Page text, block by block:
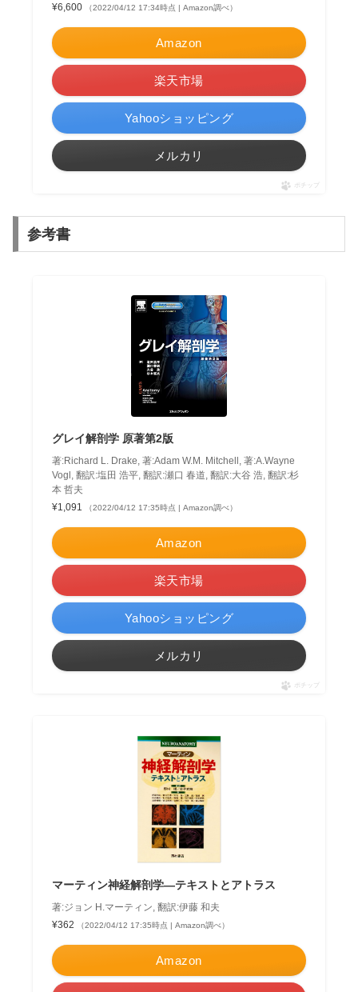
¥6,600
（2022/04/12 17:34時点 | Amazon調べ）
Amazon
楽天市場
Yahooショッピング
メルカリ
ポチップ
参考書
グレイ解剖学 原著第2版
著:Richard L. Drake, 著:Adam W.M. Mitchell, 著:A.Wayne
Vogl, 翻訳:塩田 浩平, 翻訳:瀬口 春道, 翻訳:大谷 浩, 翻訳:杉
本 哲夫
¥1,091
（2022/04/12 17:35時点 | Amazon調べ）
Amazon
楽天市場
Yahooショッピング
メルカリ
ポチップ
マーティン神経解剖学―テキストとアトラス
著:ジョン H.マーティン, 翻訳:伊藤 和夫
¥362
（2022/04/12 17:35時点 | Amazon調べ）
Amazon